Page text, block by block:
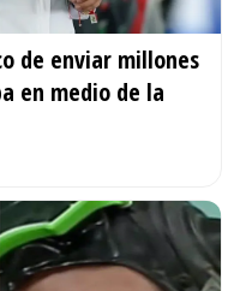
de enviar millones
en medio de la